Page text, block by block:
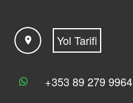
location_on Yol Tarifi
+353 89 279 9964